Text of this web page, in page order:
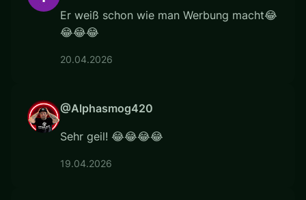
Er weiß schon wie man Werbung macht😂
😂😂😂
20.04.2026
@Alphasmog420
Sehr geil! 😂😂😂😂
19.04.2026